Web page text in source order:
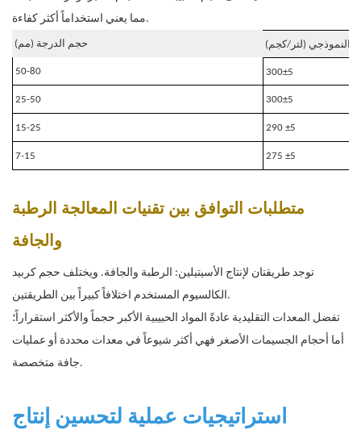
مما يعني استخداماً أكثر كفاءة.
حجم الدرجة (مم) النموذجي (لتر/كجم)
50-80 300±5
25-50 300±5
15-25 290 ±5
7-15 275 ±5
متطلبات التوافق بين تقنيات المعالجة الرطبة
والجافة
توجد طريقتان لإنتاج الأسيتيلين: الرطبة والجافة. ويختلف حجم كربيد
الكالسيوم المستخدم اختلافاً كبيراً بين الطريقتين.
تفضل المعدات التقليدية عادةً المواد الحبيبية الأكبر حجماً والأكثر استقراراً؛
أما أحجام الجسيمات الأصغر فهي أكثر شيوعاً في معدات محددة أو عمليات
جافة متخصصة.
استراتيجيات عملية لتحسين إنتاج